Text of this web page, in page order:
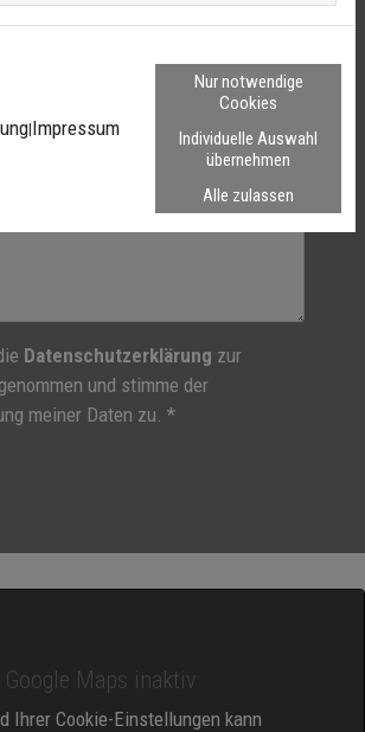
handelt es sich?
Bauprojekts
Datenschutzerklärung zur
und stimme der
meiner Daten zu. *
Google Maps inaktiv
Ihrer Cookie-Einstellungen kann
|Impressum
Nur notwendige
Cookies
Individuelle Auswahl
übernehmen
Alle zulassen